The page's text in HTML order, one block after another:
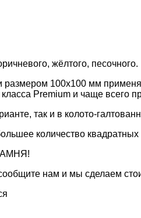
жёлтого, песочного.
размером 100х100 мм
Premium и чаще всего
так и в колото-
количество
нам и мы сделаем